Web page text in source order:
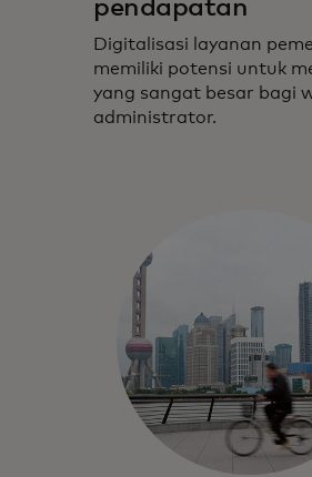
pendapatan
Digitalisasi layanan
memiliki potensi untuk
yang sangat besar bagi
administrator.